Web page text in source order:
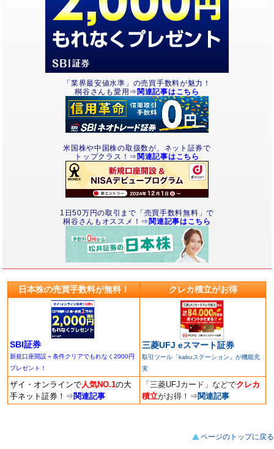
「業界最安値水準」の売買手数料が魅力！
桐谷さんも愛用⇒ 関連記事はこちら
米国株や中国株の取扱数が、ネット証券で
トップクラス！⇒ 関連記事はこちら
1日50万円の取引まで「売買手数料無料」で
桐谷さんもオススメ！⇒ 関連記事はこちら
日本株の売買手数料が無料！ クレカ積立がお得
SBI証券
新規口座開設＋条件クリアでもれなく2000円
プレゼント！
三菱UFJ eスマート証券
取引ツール「kabuステーション」が機能充
実
ザイ・オンラインで 人気NO.1の大
手ネット証券！ ⇒関連記事
「三菱UFJカード」などでクレカ
積立がお得！ ⇒関連記事
ページのトップに戻る